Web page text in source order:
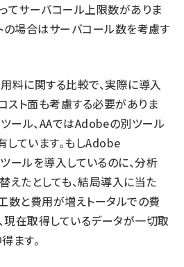
てサーバコール上限数がありま
の場合はサーバコール数を考慮す
料に関する比較で、実際に導入
スト面も考慮する必要がありま
ール、AAではAdobeの別ツール
ています。もしAdobe
ルを導入しているのに、分析
えたとしても、結局導入に当た
数と費用が増えトータルでの費
現在取得しているデータが一切取
ます。